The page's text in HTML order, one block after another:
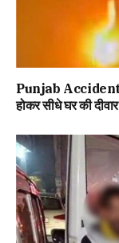
Punjab Accident:
होकर सीधे घर की